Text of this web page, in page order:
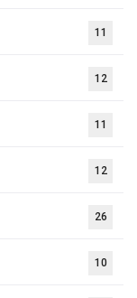
11
12
11
12
26
10